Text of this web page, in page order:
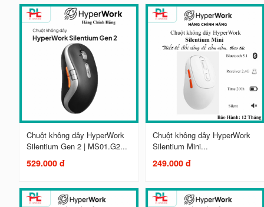
Chuột không dây HyperWork
Silentium Gen 2 | MS01.G2...
529.000 đ
Chuột không dây HyperWork
Silentium Mini...
249.000 đ